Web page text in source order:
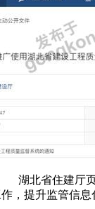
湖北省住建厅
，提升监管信